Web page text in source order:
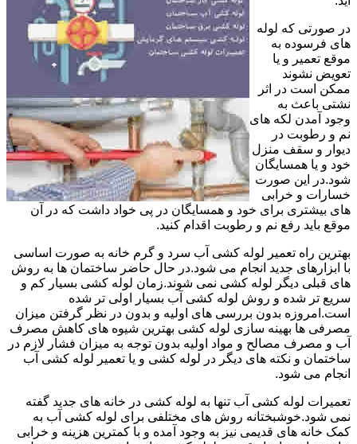
در صورتی که لوله
های فرسوده به
موقع تعمیر و یا
تعویض نشوند
ممکن است در اثر
نشتی باعث به
وجود آمدن لکه های
نم و رطوبت در
دیوار و سقف منزل
خود و یا همسایگان
شود.در این صورت
خسارات و خرابی
های بیشتری برای خود و همسایگان در پی خواد داشت که در آن
موقع باید رفع نم و رطوبت اقدام کنید.
بهترین راه تعمیر لوله کشی آب سرد و گرم خانه به صورت اساسی
با ابزارهای جدید انجام می شود.در حال حاضر ساختمان ها به روش
های قبلی دیگر لوله کشی نمی شوند.زمان لوله کشی بسیار کم و
سریع تر شده و روش لوله کشی آب بسیار اولی تر شده
است.امروزه بدون بررسی های اولیه و بدون در نظر گرفتن میزان
مصرفی ها بهینه سازی لوله کشی بهترین شیوه های کاهش مصرف
آب و مصرف مصالح و مواد اولیه بدون توجه به میزان فشار لازم در
ساختمان و نکته های دیگر در لوله کشی و یا تعمیر لوله کشی آب
انجام می شود.
تعمیرات لوله کشی آب تنها به لوله کشی در خانه های جدید گفته
نمی شود.خوشبختانه روش های مختلفی برای لوله کشی آب به
کمک خانه های قدیمی نیز به وجود آمده و با کمترین هزینه و خرابی